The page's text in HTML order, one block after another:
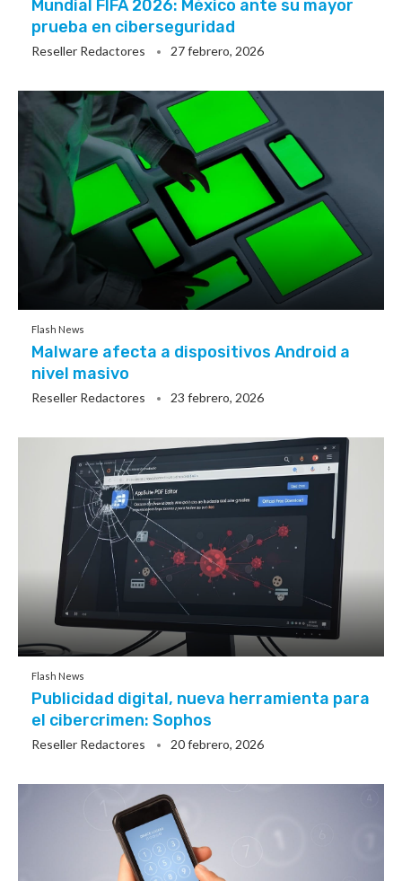
Mundial FIFA 2026: México ante su mayor
prueba en ciberseguridad
Reseller Redactores 27 febrero, 2026
Flash News
Malware afecta a dispositivos Android a
nivel masivo
Reseller Redactores 23 febrero, 2026
Flash News
Publicidad digital, nueva herramienta para
el cibercrimen: Sophos
Reseller Redactores 20 febrero, 2026